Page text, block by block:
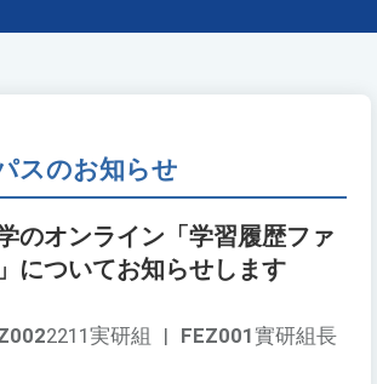
スのお知らせ
のオンライン「学習履歴ファ
についてお知らせします
FEZ001實研組長
2211実研組 |